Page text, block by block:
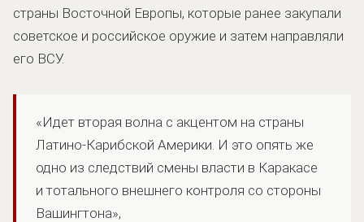
страны Восточной Европы, которые ранее закупали
советское и российское оружие и затем направляли
его ВСУ.
«Идет вторая волна с акцентом на страны
Латино-Карибской Америки. И это опять же
одно из следствий смены власти в Каракасе
и тотального внешнего контроля со стороны
Вашингтона»,